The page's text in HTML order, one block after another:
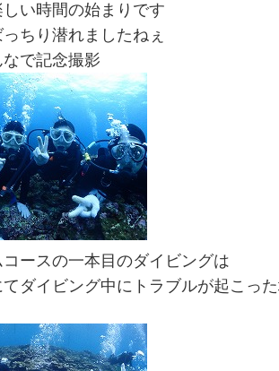
い時間の始まりです
ちり潜れましたねぇ
で記念撮影
ースの一本目のダイビングは
ダイビング中にトラブルが起こっ